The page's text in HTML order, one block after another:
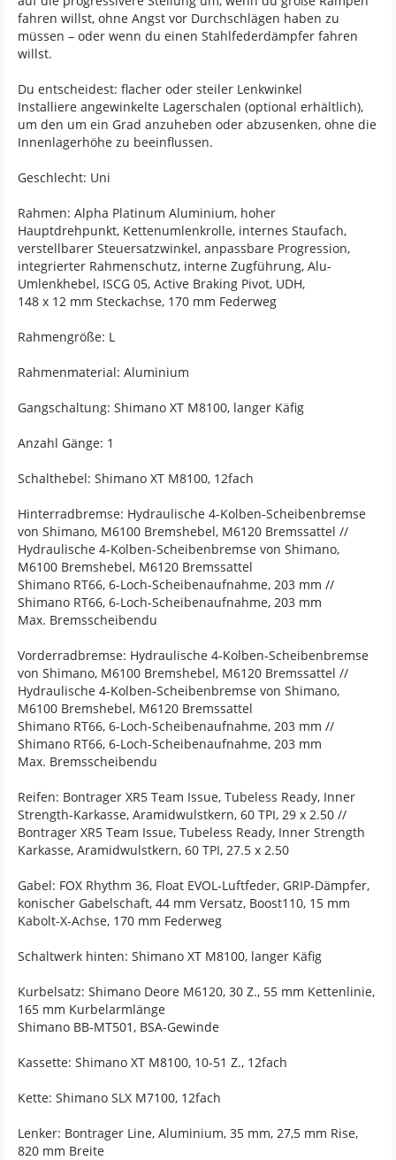
fahren willst, ohne Angst vor Durchschlägen haben zu
müssen – oder wenn du einen Stahlfederdämpfer fahren
willst.
Du entscheidest: flacher oder steiler Lenkwinkel
Installiere angewinkelte Lagerschalen (optional erhältlich),
um den um ein Grad anzuheben oder abzusenken, ohne die
Innenlagerhöhe zu beeinflussen.
Geschlecht: Uni
Rahmen: Alpha Platinum Aluminium, hoher
Hauptdrehpunkt, Kettenumlenkrolle, internes Staufach,
verstellbarer Steuersatzwinkel, anpassbare Progression,
integrierter Rahmenschutz, interne Zugführung, Alu-
Umlenkhebel, ISCG 05, Active Braking Pivot, UDH,
148 x 12 mm Steckachse, 170 mm Federweg
Rahmengröße: L
Rahmenmaterial: Aluminium
Gangschaltung: Shimano XT M8100, langer Käfig
Anzahl Gänge: 1
Schalthebel: Shimano XT M8100, 12fach
Hinterradbremse: Hydraulische 4-Kolben-Scheibenbremse
von Shimano, M6100 Bremshebel, M6120 Bremssattel //
Hydraulische 4-Kolben-Scheibenbremse von Shimano,
M6100 Bremshebel, M6120 Bremssattel
Shimano RT66, 6-Loch-Scheibenaufnahme, 203 mm //
Shimano RT66, 6-Loch-Scheibenaufnahme, 203 mm
Max. Bremsscheibendu
Vorderradbremse: Hydraulische 4-Kolben-Scheibenbremse
von Shimano, M6100 Bremshebel, M6120 Bremssattel //
Hydraulische 4-Kolben-Scheibenbremse von Shimano,
M6100 Bremshebel, M6120 Bremssattel
Shimano RT66, 6-Loch-Scheibenaufnahme, 203 mm //
Shimano RT66, 6-Loch-Scheibenaufnahme, 203 mm
Max. Bremsscheibendu
Reifen: Bontrager XR5 Team Issue, Tubeless Ready, Inner
Strength-Karkasse, Aramidwulstkern, 60 TPI, 29 x 2.50 //
Bontrager XR5 Team Issue, Tubeless Ready, Inner Strength
Karkasse, Aramidwulstkern, 60 TPI, 27.5 x 2.50
Gabel: FOX Rhythm 36, Float EVOL-Luftfeder, GRIP-Dämpfer,
konischer Gabelschaft, 44 mm Versatz, Boost110, 15 mm
Kabolt-X-Achse, 170 mm Federweg
Schaltwerk hinten: Shimano XT M8100, langer Käfig
Kurbelsatz: Shimano Deore M6120, 30 Z., 55 mm Kettenlinie,
165 mm Kurbelarmlänge
Shimano BB-MT501, BSA-Gewinde
Kassette: Shimano XT M8100, 10-51 Z., 12fach
Kette: Shimano SLX M7100, 12fach
Lenker: Bontrager Line, Aluminium, 35 mm, 27,5 mm Rise,
820 mm Breite